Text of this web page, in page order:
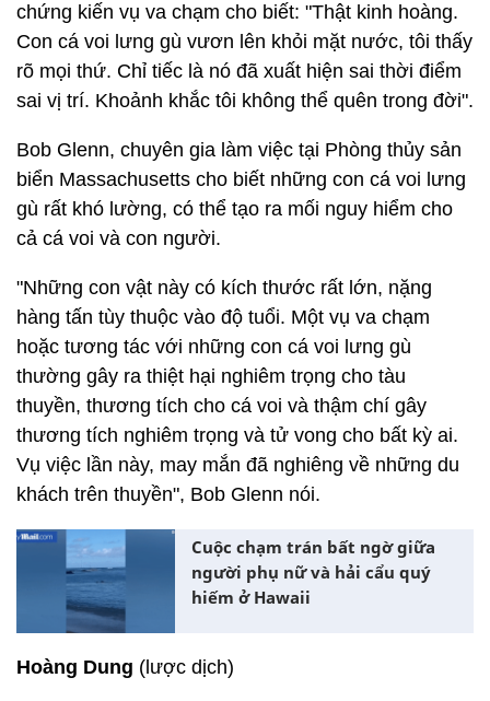
chứng kiến ​​vụ va chạm cho biết: "Thật kinh hoàng.
Con cá voi lưng gù vươn lên khỏi mặt nước, tôi thấy
rõ mọi thứ. Chỉ tiếc là nó đã xuất hiện sai thời điểm
sai vị trí. Khoảnh khắc tôi không thể quên trong đời".
Bob Glenn, chuyên gia làm việc tại Phòng thủy sản
biển Massachusetts cho biết những con cá voi lưng
gù rất khó lường, có thể tạo ra mối nguy hiểm cho
cả cá voi và con người.
"Những con vật này có kích thước rất lớn, nặng
hàng tấn tùy thuộc vào độ tuổi. Một vụ va chạm
hoặc tương tác với những con cá voi lưng gù
thường gây ra thiệt hại nghiêm trọng cho tàu
thuyền, thương tích cho cá voi và thậm chí gây
thương tích nghiêm trọng và tử vong cho bất kỳ ai.
Vụ việc lần này, may mắn đã nghiêng về những du
khách trên thuyền", Bob Glenn nói.
Cuộc chạm trán bất ngờ giữa
người phụ nữ và hải cẩu quý
hiếm ở Hawaii
Hoàng Dung (lược dịch)